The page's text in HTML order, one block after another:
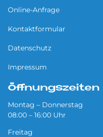
Online-Anfrage
Kontaktformular
Datenschutz
Impressum
Öffnungszeiten
Montag – Donnerstag
08:00 – 16:00 Uhr
Freitag